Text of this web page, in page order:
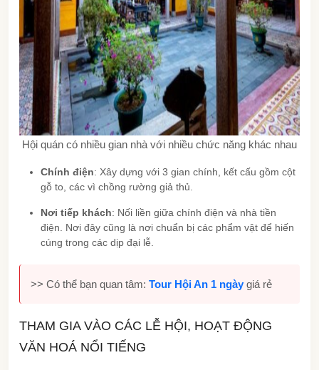
Hội quán có nhiều gian nhà với nhiều chức năng khác nhau
Chính điện: Xây dựng với 3 gian chính, kết cấu gồm cột
gỗ to, các vì chồng rường giả thủ.
Nơi tiếp khách: Nối liền giữa chính điện và nhà tiền
điện. Nơi đây cũng là nơi chuẩn bị các phẩm vật để hiến
cúng trong các dịp đại lễ.
>> Có thể bạn quan tâm: Tour Hội An 1 ngày giá rẻ
THAM GIA VÀO CÁC LỄ HỘI, HOẠT ĐỘNG
VĂN HOÁ NỔI TIẾNG